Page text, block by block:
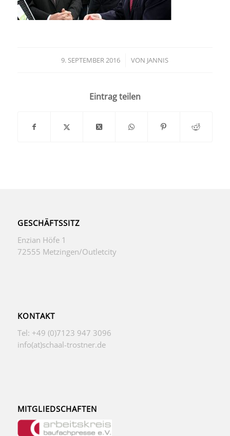
9. SEPTEMBER 2016
/ VON JANNIS
Eintrag teilen
GESCHÄFTSSITZ
Enzian Höfe 1
72555 Metzingen/Outletcity
KONTAKT
Tel: +49 (0)7123 947 3096
info(at)schaal-trostner.de
MITGLIEDSCHAFTEN